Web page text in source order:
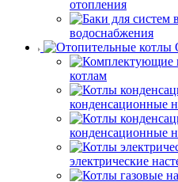
отопления
водоснабжения
котлам
конденсационные
конденсационные
электрические